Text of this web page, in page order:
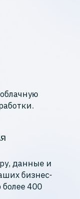
данные и
бизнес-
400